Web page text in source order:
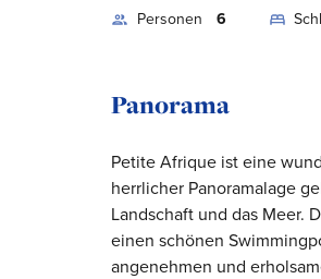
Personen 6
Panorama
Petite Afrique ist eine
herrlicher Panoramalage
Landschaft und das Meer.
einen schönen
angenehmen und